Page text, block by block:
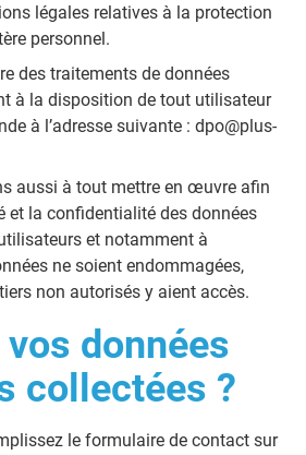
légales relatives à la protection
personnel.
des traitements de données
à la disposition de tout utilisateur
à l’adresse suivante : dpo@plus-
aussi à tout mettre en œuvre afin
et la confidentialité des données
et notamment à
ne soient endommagées,
non autorisés y aient accès.
données
collectées ?
le formulaire de contact sur